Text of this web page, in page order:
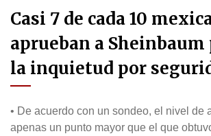
Casi 7 de cada 10
aprueban a Sheinbaum
la inquietud por
• De acuerdo con un sondeo, el nivel de
apenas un punto mayor que el que